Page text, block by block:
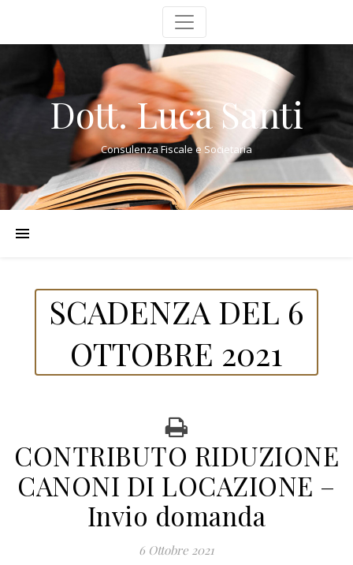
Dott. Luca Santi
Consulenza Fiscale e Societaria
SCADENZA DEL 6
OTTOBRE 2021
CONTRIBUTO RIDUZIONE
CANONI DI LOCAZIONE –
Invio domanda
6 Ottobre 2021